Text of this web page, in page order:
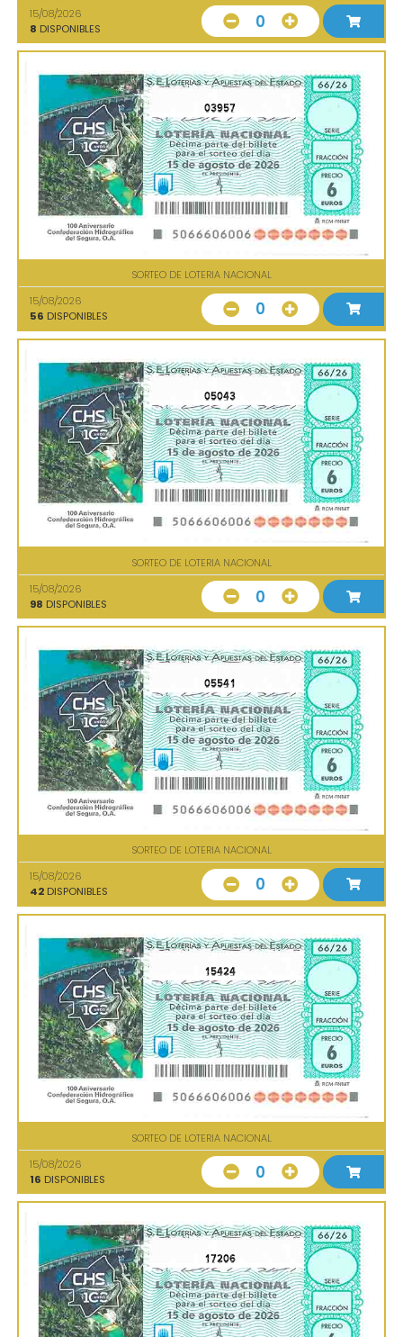
15/08/2026
8 DISPONIBLES 0
03957
SORTEO DE LOTERIA NACIONAL
15/08/2026
56 DISPONIBLES 0
05043
SORTEO DE LOTERIA NACIONAL
15/08/2026
98 DISPONIBLES 0
05541
SORTEO DE LOTERIA NACIONAL
15/08/2026
42 DISPONIBLES 0
15424
SORTEO DE LOTERIA NACIONAL
15/08/2026
16 DISPONIBLES 0
17206